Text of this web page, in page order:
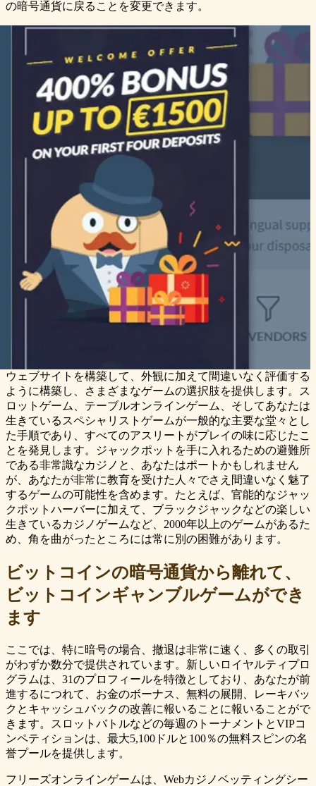
の暗号通貨に戻ることを変更できます。
ウェブサイトを構築して、外観に加えて間違いなく評価する
ように構築し、さまざまなゲームの選択肢を提供します。ス
ロットゲーム、テーブルオンラインゲーム、そしてあなたは
生きているスペシャリストゲームが一般的な主要な堂々とし
た手順であり、すべてのアスリートがプレイの味に応じたこ
とを発見します。ジャックポットを手に入れるための避難所
である非常識なカジノと、あなたはポートかもしれません
が、あなたが非常に教育を受けた人々でさえ間違いなく魅了
するゲームの可能性を含めます。たとえば、官能的なジャッ
クポットハーバーに加えて、ブラックジャックなどの楽しい
生きているカジノゲームなど、2000年以上のゲームがあるた
め、角を曲がったところには常に別の困難があります。
ビットコインの暗号通貨から離れて、
ビットコインギャンブルゲームができ
ます
ここでは、特に暗号の場合、撤退は非常に速く、多くの取引
がわずか数分で提供されています。新しいロイヤルティプロ
グラムは、31のプロフィールを特徴としており、あなたが前
進するにつれて、お金のボーナス、無料の展開、レーキバッ
クとキャッシュバックの改善に報いることに報いることがで
きます。スロットバトルなどの毎週のトーナメントとVIPコ
ンペティションは、最大5,100ドルと100％の無料スピンの名
誉プールを提供します。
フリーズオンラインゲームは、Webカジノベッティングシー